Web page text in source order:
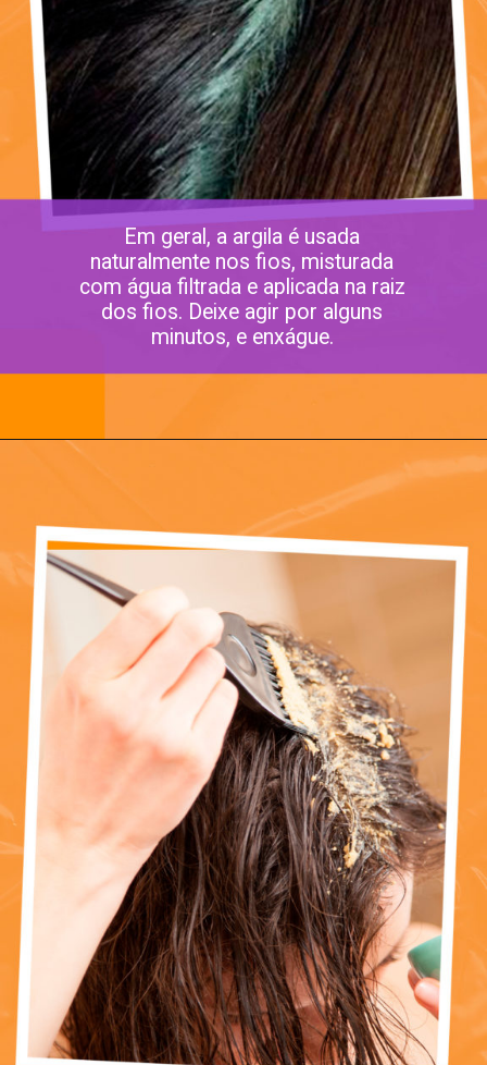
Em geral, a argila é usada
naturalmente nos fios, misturada
com água filtrada e aplicada na raiz
dos fios. Deixe agir por alguns
minutos, e enxágue.